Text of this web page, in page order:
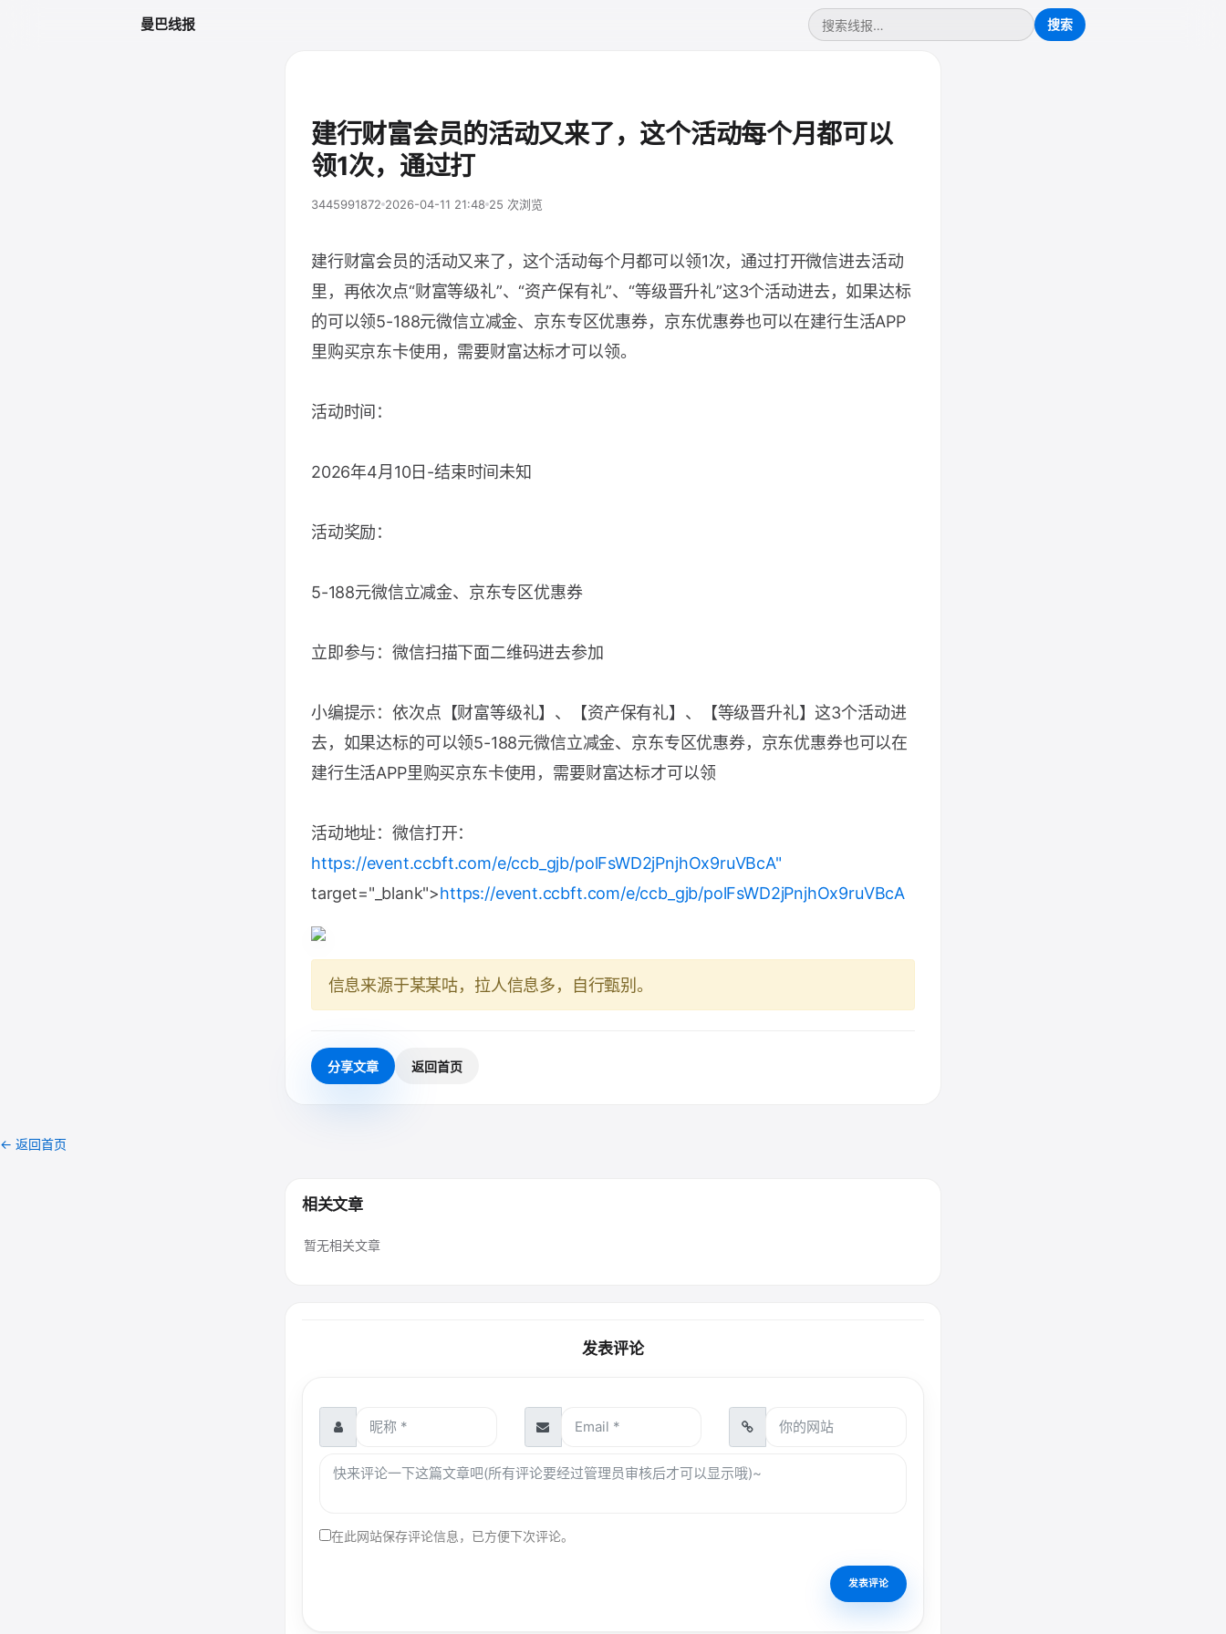
曼巴线报
建行财富会员的活动又来了，这个活动每个月都可以
领1次，通过打
3445991872 2026-04-11 21:48 25 次浏览
建行财富会员的活动又来了，这个活动每个月都可以领1次，通过打开微信进去活动
里，再依次点“财富等级礼”、“资产保有礼”、“等级晋升礼”这3个活动进去，如果达标
的可以领5-188元微信立减金、京东专区优惠券，京东优惠券也可以在建行生活APP
里购买京东卡使用，需要财富达标才可以领。
活动时间：
2026年4月10日-结束时间未知
活动奖励：
5-188元微信立减金、京东专区优惠券
立即参与：微信扫描下面二维码进去参加
小编提示：依次点【财富等级礼】、【资产保有礼】、【等级晋升礼】这3个活动进
去，如果达标的可以领5-188元微信立减金、京东专区优惠券，京东优惠券也可以在
建行生活APP里购买京东卡使用，需要财富达标才可以领
活动地址：微信打开：
https://event.ccbft.com/e/ccb_gjb/polFsWD2jPnjhOx9ruVBcA"
target="_blank">https://event.ccbft.com/e/ccb_gjb/polFsWD2jPnjhOx9ruVBcA
信息来源于某某咕，拉人信息多，自行甄别。
分享文章 返回首页
← 返回首页
相关文章
暂无相关文章
发表评论
在此网站保存评论信息，已方便下次评论。